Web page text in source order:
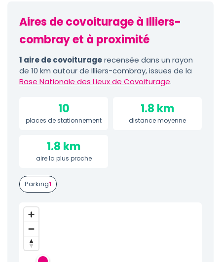
Aires de covoiturage à Illiers-
combray et à proximité
1 aire de covoituragerecensée dans un rayon
de 10 km autour de Illiers-combray, issues de la
Base Nationale des Lieux de Covoiturage.
10
places de stationnement
1.8 km
distance moyenne
1.8 km
aire la plus proche
Parking1